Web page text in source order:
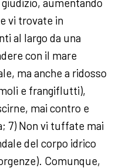
vi trovate in
al largo da una
con il mare
ma anche a ridosso
e frangiflutti),
mai contro e
7) Non vi tuffate mai
del corpo idrico
Comunque,